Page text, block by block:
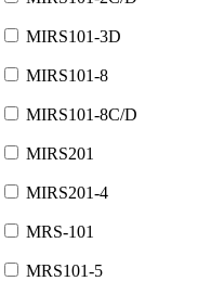
MIRS101-3D
MIRS101-8
MIRS101-8C/D
MIRS201
MIRS201-4
MRS-101
MRS101-5